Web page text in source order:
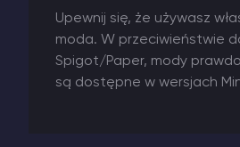
Upewnij się, że używasz
moda. W przeciwieństwie
Spigot/Paper, mody
są dostępne w wersjach